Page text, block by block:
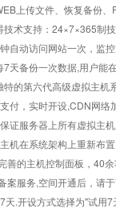
上传文件、恢复备份
技术支持：24×7×365制
自动访问网站一次，监
7天备份一次数据,用户能
特的第六代高级虚拟主机
付，实时开设,CDN网络
证服务器上所有虚拟主
机在系统架构上重新布
善的主机控制面板，40
案服务,空间开通后，请于
天.开设方式选择为"试用7